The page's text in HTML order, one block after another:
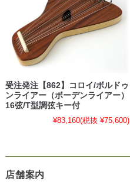
受注発注【862】コロイ/ボルドゥ
ンライアー（ボーデンライアー）
16弦/T型調弦キー付
¥83,160(税抜 ¥75,600)
店舗案内